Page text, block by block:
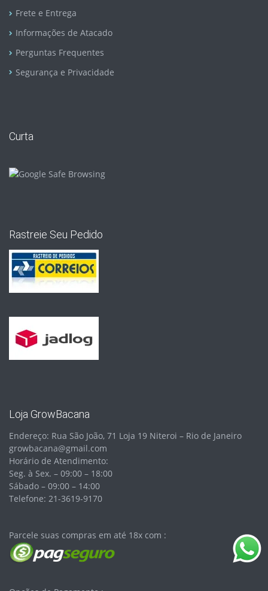
Frete e Entrega
Informações de Atacado
Perguntas Frequentes
Segurança e Privacidade
Curta
Rastreie Seu Pedido
Loja GrowBacana
Endereço: Rua São João, 71 Loja 19 Niteroi – Rio de Janeiro
growbacana@gmail.com
Horário de Atendimento:
Seg. à Sex. – 09:00 – 18:00
Sábado – 09:00 – 14:00
Telefone: 21-3619-9170
Parcele suas compras em até 18x com :